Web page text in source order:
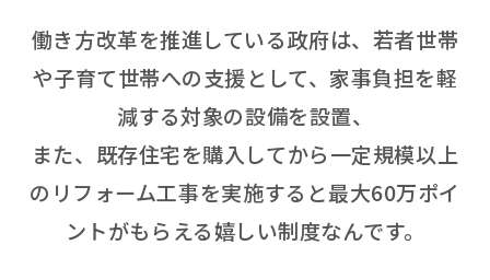
働き方改革を推進している政府は、若者世帯
や子育て世帯への支援として、家事負担を軽
減する対象の設備を設置、
また、既存住宅を購入してから一定規模以上
のリフォーム工事を実施すると最大60万ポイ
ントがもらえる嬉しい制度なんです。